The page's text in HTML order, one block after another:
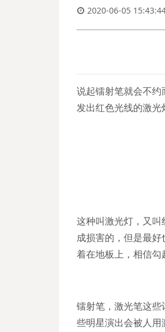
2020-06-05
说起镭射笔就会不
发出红色光线的激光
这种叫激光灯，又
成损害的，但是最
着在地板上，相信勾
镭射笔，激光笔这
些明星演出会被人